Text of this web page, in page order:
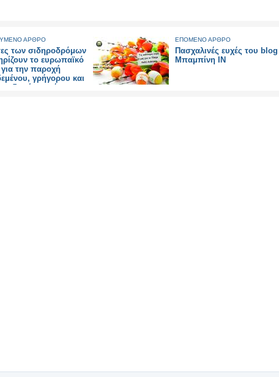
ΑΡΘΡΟ
των σιδηροδρόμων
το ευρωπαϊκό
για την παροχή
γρήγορου και
δικτύου τρένων
ΕΠΟΜΕΝΟ ΑΡΘΡΟ
Πασχαλινές ευχές του blog
Μπαμπίνη ΙΝ